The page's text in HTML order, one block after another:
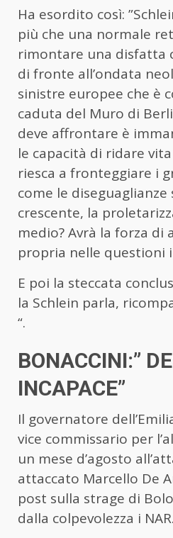
Ha esordito così:
più che una normale
rimontare una disfatta
di fronte all’ondata
sinistre europee che è
caduta del Muro di
deve affrontare è
le capacità di ridare
riesca a fronteggiare i
come le
crescente, la
medio? Avrà la forza di
propria nelle questioni
E poi la steccata
la Schlein parla,
“.
BONACCINI:”
INCAPACE”
Il governatore
vice commissario per
un mese d’agosto
attaccato Marcello De
post sulla strage di
dalla colpevolezza i NAR.